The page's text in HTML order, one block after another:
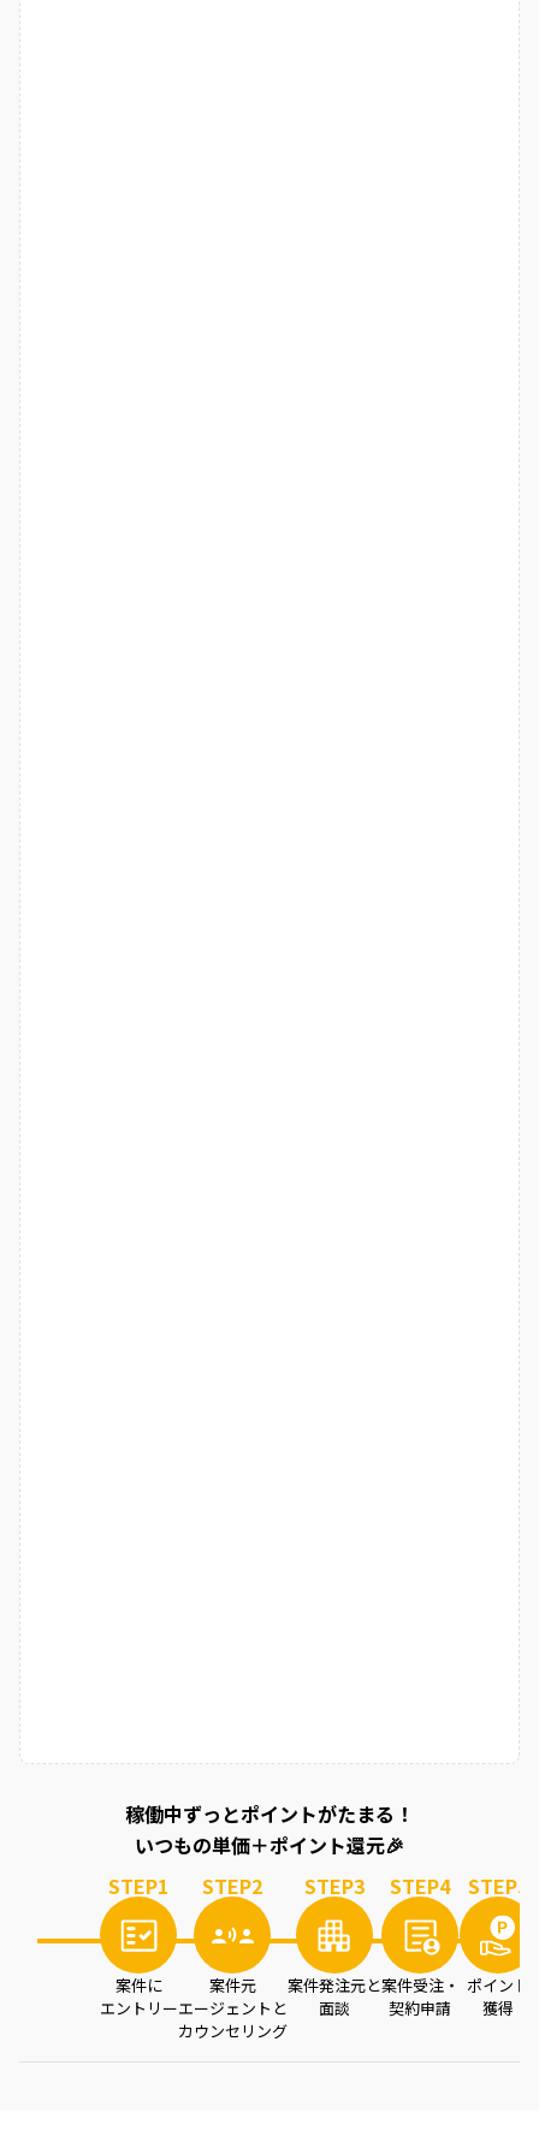
稼働中ずっとポイントがたまる！
いつもの単価＋ポイント還元🎉
STEP1
案件に
エントリー
STEP2
案件元
エージェントと
カウンセリング
STEP3
案件発注元と
面談
STEP4
案件受注・
契約申請
STEP5
ポイント
獲得